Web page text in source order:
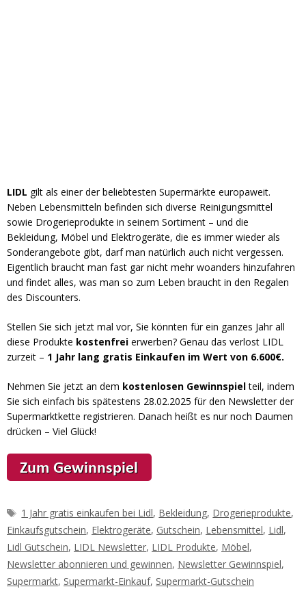
LIDL gilt als einer der beliebtesten Supermärkte europaweit.
Neben Lebensmitteln befinden sich diverse Reinigungsmittel
sowie Drogerieprodukte in seinem Sortiment – und die
Bekleidung, Möbel und Elektrogeräte, die es immer wieder als
Sonderangebote gibt, darf man natürlich auch nicht vergessen.
Eigentlich braucht man fast gar nicht mehr woanders hinzufahren
und findet alles, was man so zum Leben braucht in den Regalen
des Discounters.
Stellen Sie sich jetzt mal vor, Sie könnten für ein ganzes Jahr all
diese Produkte kostenfrei erwerben? Genau das verlost LIDL
zurzeit – 1 Jahr lang gratis Einkaufen im Wert von 6.600€.
Nehmen Sie jetzt an dem kostenlosen Gewinnspielteil, indem
Sie sich einfach bis spätestens 28.02.2025 für den Newsletter der
Supermarktkette registrieren. Danach heißt es nur noch Daumen
drücken – Viel Glück!
Schlagwörter
1 Jahr gratis einkaufen bei Lidl, Bekleidung, Drogerieprodukte,
Einkaufsgutschein, Elektrogeräte, Gutschein, Lebensmittel, Lidl,
Lidl Gutschein, LIDL Newsletter, LIDL Produkte, Möbel,
Newsletter abonnieren und gewinnen, Newsletter Gewinnspiel,
Supermarkt, Supermarkt-Einkauf, Supermarkt-Gutschein